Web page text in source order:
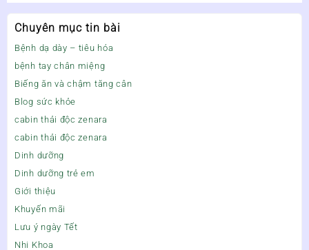
Chuyên mục tin bài
Bệnh dạ dày – tiêu hóa
bệnh tay chân miệng
Biếng ăn và chậm tăng cân
Blog sức khỏe
cabin thải độc zenara
cabin thải độc zenara
Dinh dưỡng
Dinh dưỡng trẻ em
Giới thiệu
Khuyến mãi
Lưu ý ngày Tết
Nhi Khoa